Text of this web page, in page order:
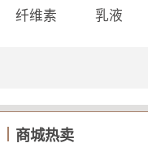
纤维素 乳液
商城热卖